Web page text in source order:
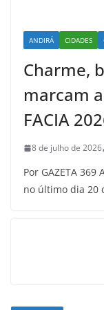
ANDIRÁ CIDADES
Charme,
marcam
FACIA
8 de julho de 2026
Por GAZETA
no último dia 20